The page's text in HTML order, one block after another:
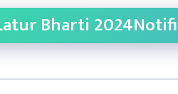
Bharti